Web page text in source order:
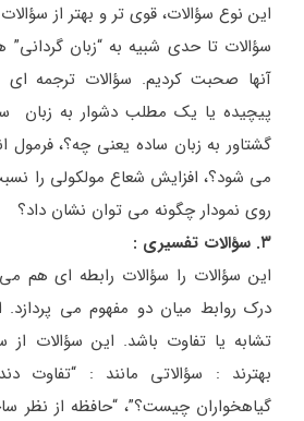
این نوع سؤالات، قوی تر و بهتر از
سؤالات تا حدی شبیه به “زبان
آنها صحبت کردیم. سؤالات ترجمه
پیچیده یا یک مطلب دشوار به زبان
گشتاور به زبان ساده یعنی چه؟، فرمول
می شود؟، افزایش شعاع مولکولی را
روی نمودار چگونه می توان نشان داد؟
۳. سؤالات تفسیری :
این سؤالات را سؤالات رابطه ای هم
درک روابط میان دو مفهوم می
تشابه یا تفاوت باشد. این سؤالات
بهترند : سؤالاتی مانند : “تفاوت
گیاهخواران چیست؟”، “حافظه از نظر